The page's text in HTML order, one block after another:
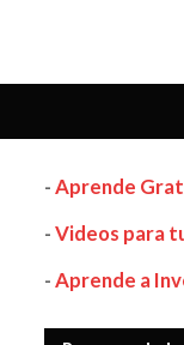
-Aprende
-Videos para
-Aprende a